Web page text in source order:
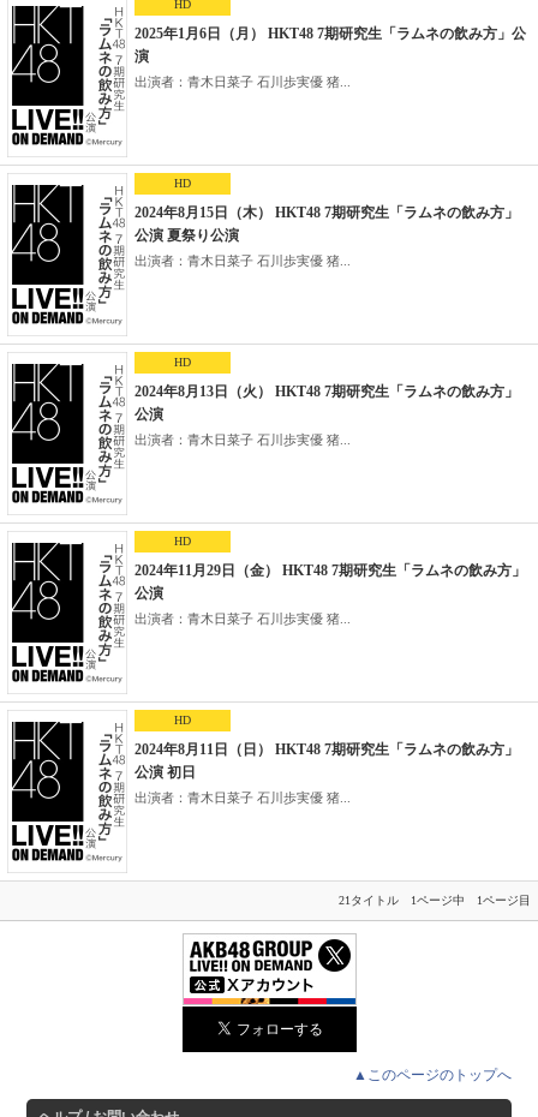
HD
2025年1月6日（月） HKT48 7期研究生「ラムネの飲み方」公
演
出演者：青木日菜子 石川歩実優 猪...
HD
2024年8月15日（木） HKT48 7期研究生「ラムネの飲み方」
公演 夏祭り公演
出演者：青木日菜子 石川歩実優 猪...
HD
2024年8月13日（火） HKT48 7期研究生「ラムネの飲み方」
公演
出演者：青木日菜子 石川歩実優 猪...
HD
2024年11月29日（金） HKT48 7期研究生「ラムネの飲み方」
公演
出演者：青木日菜子 石川歩実優 猪...
HD
2024年8月11日（日） HKT48 7期研究生「ラムネの飲み方」
公演 初日
出演者：青木日菜子 石川歩実優 猪...
21タイトル 1ページ中 1ページ目
▲このページのトップへ